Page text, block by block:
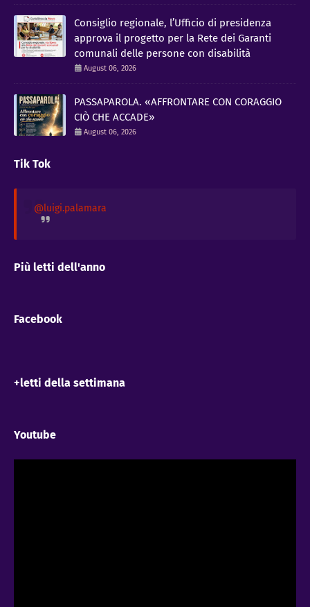
Consiglio regionale, l’Ufficio di presidenza
approva il progetto per la Rete dei Garanti
comunali delle persone con disabilità
August 06, 2026
PASSAPAROLA. «AFFRONTARE CON CORAGGIO
CIÒ CHE ACCADE»
August 06, 2026
Tik Tok
@luigi.palamara
Più letti dell'anno
Facebook
+letti della settimana
Youtube